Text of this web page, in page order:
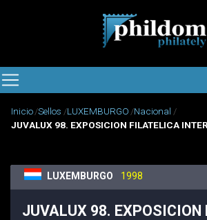
Inicio Sellos LUXEMBURGO Nacional
JUVALUX 98. EXPOSICION FILATELICA
LUXEMBURGO 1998
JUVALUX 98.